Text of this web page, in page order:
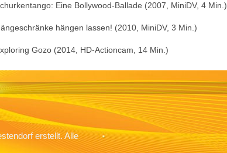
Eine Bollywood-Ballade (2007, MiniDV, 4 Min.)
hängen lassen! (2010, MiniDV, 3 Min.)
Gozo (2014, HD-Actioncam, 14 Min.)
erstellt. Alle